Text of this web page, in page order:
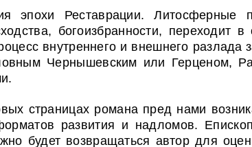
эпохи Реставрации. Литосферные
богоизбранности, переходит
внутреннего и внешнего разлада
Чернышевским или Герценом,
страницах романа пред нами
развития и надломов.
будет возвращаться автор для